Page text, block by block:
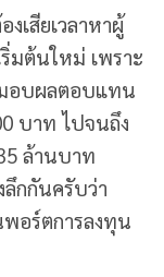
เสียเวลาหาผู้
มต้นใหม่ เพราะ
อบผลตอบแทน
บาท ไปจนถึง
ล้านบาท
ลึกกันครับว่า
พอร์ตการลงทุน